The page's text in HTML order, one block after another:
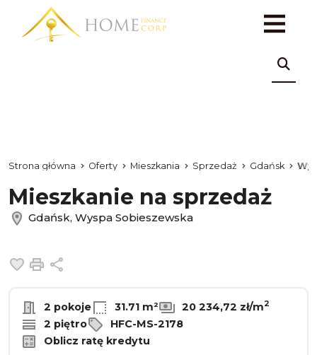
Strona główna Oferty Mieszkania Sprzedaż Gdańsk
Mieszkanie na sprzedaż
Gdańsk, Wyspa Sobieszewska
Dodaj do ulubionych
Drukuj
2 pokoje 31.71 m² 20 234,72 zł/m2
2 piętro
HFC-MS-2178
Oblicz ratę kredytu